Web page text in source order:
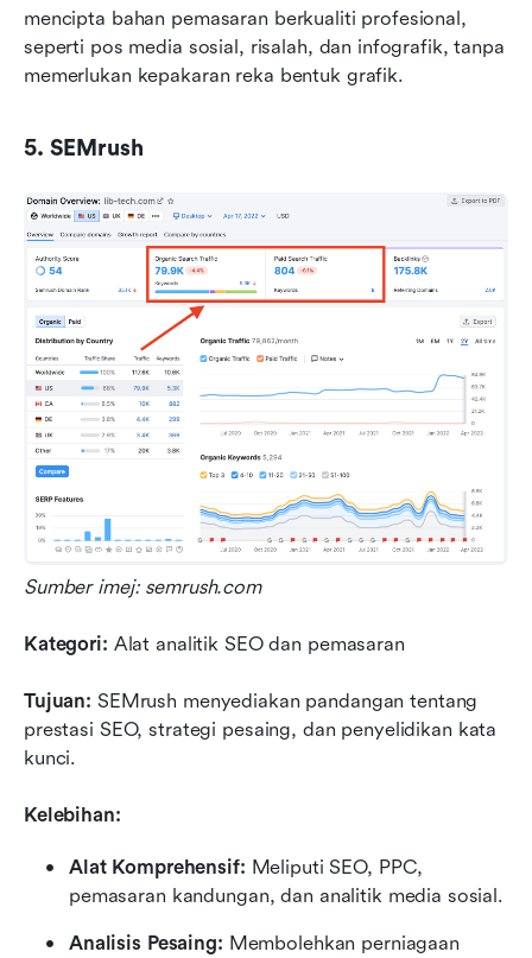
mencipta bahan pemasaran berkualiti profesional,
seperti pos media sosial, risalah, dan infografik, tanpa
memerlukan kepakaran reka bentuk grafik.
5. SEMrush
Sumber imej: semrush.com
Kategori: Alat analitik SEO dan pemasaran
Tujuan: SEMrush menyediakan pandangan tentang
prestasi SEO, strategi pesaing, dan penyelidikan kata
kunci.
Kelebihan:
Alat Komprehensif: Meliputi SEO, PPC,
pemasaran kandungan, dan analitik media sosial.
Analisis Pesaing: Membolehkan perniagaan